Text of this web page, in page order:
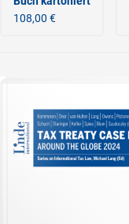
108,00 €